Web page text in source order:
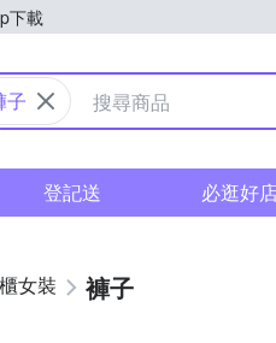
下載
物中心
子
登記送 必逛好
女裝 褲子